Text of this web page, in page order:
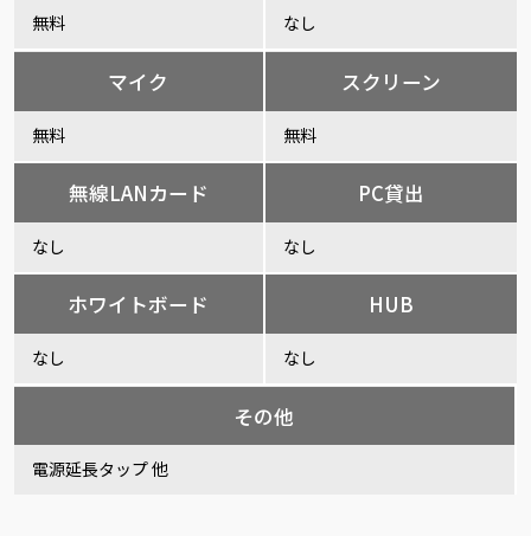
無料 なし
マイク
無料
スクリーン
無料
無線LANカード
なし
PC貸出
なし
ホワイトボード
なし
HUB
なし
その他
電源延長タップ 他